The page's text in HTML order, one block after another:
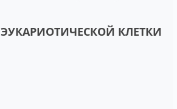
КЛЕТКИ